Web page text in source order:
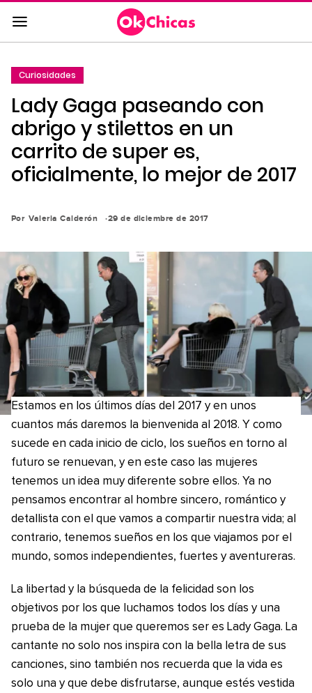
Saltar
al
contenido
la
navegación
principal
Curiosidades
Lady Gaga paseando con
abrigo y stilettos en un
carrito de super es,
oficialmente, lo mejor de 2017
Por Valeria Calderón 29 de diciembre de 2017
Estamos en los últimos días del 2017 y en unos
cuantos más daremos la bienvenida al 2018. Y como
sucede en cada inicio de ciclo, los sueños en torno al
futuro se renuevan, y en este caso las mujeres
tenemos un idea muy diferente sobre ellos. Ya no
pensamos encontrar al hombre sincero, romántico y
detallista con el que vamos a compartir nuestra vida; al
contrario, tenemos sueños en los que viajamos por el
mundo, somos independientes, fuertes y aventureras.
La libertad y la búsqueda de la felicidad son los
objetivos por los que luchamos todos los días y una
prueba de la mujer que queremos ser es Lady Gaga. La
cantante no solo nos inspira con la bella letra de sus
canciones, sino también nos recuerda que la vida es
solo una y que debe disfrutarse, aunque estés vestida